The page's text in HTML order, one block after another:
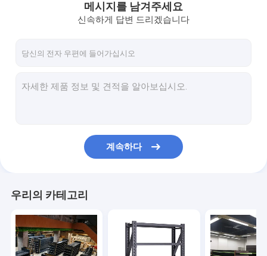
메시지를 남겨주세요
신속하게 답변 드리겠습니다
계속하다
우리의 카테고리